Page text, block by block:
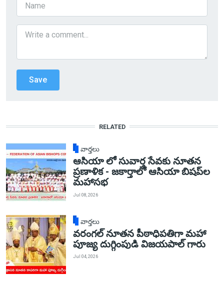
RELATED
వార్తలు
ఆసియా లో సువార్త సేవకు నూతన
ప్రణాళిక - జకార్తాలో ఆసియా బిషప్‌ల
మహాసభ
Jul 08, 2026
వార్తలు
వరంగల్ నూతన పీఠాధిపతిగా మహా
పూజ్య దుగ్గింపుడి విజయపాల్ గారు
Jul 04, 2026